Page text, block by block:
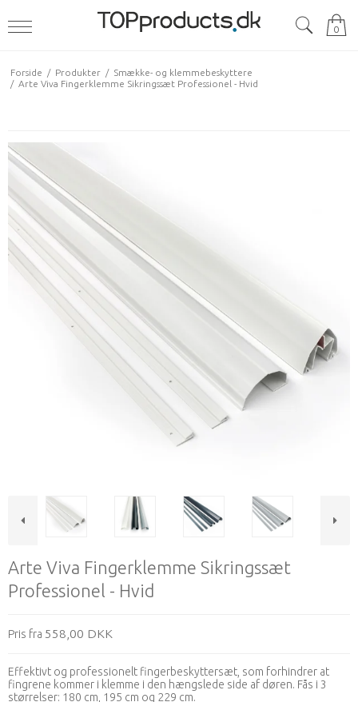
0
Forside / Produkter / Smække- og klemmebeskyttere
/ Arte Viva Fingerklemme Sikringssæt Professionel - Hvid
Arte Viva Fingerklemme Sikringssæt
Professionel - Hvid
Pris fra 558,00 DKK
Effektivt og professionelt fingerbeskyttersæt, som forhindrer at
fingrene kommer i klemme i den hængslede side af døren. Fås i 3
størrelser: 180 cm, 195 cm og 229 cm.